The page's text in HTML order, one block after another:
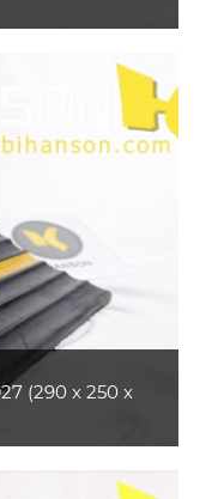
và thuận
(290 x 250 x
và thuận tiện